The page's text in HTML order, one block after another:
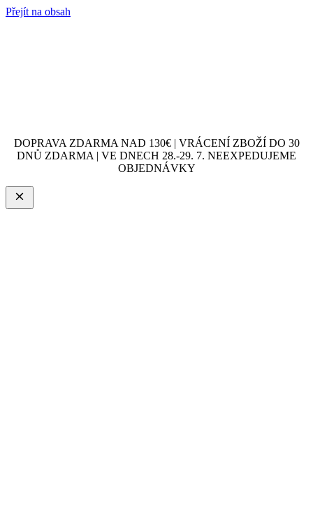
Přejít na obsah
DOPRAVA ZDARMA NAD 130€ | VRÁCENÍ ZBOŽÍ DO 30
DNŮ ZDARMA | VE DNECH 28.-29. 7. NEEXPEDUJEME
OBJEDNÁVKY